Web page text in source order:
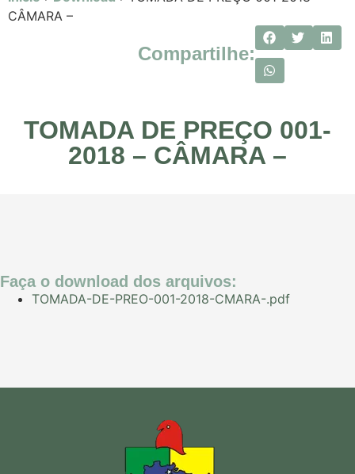
CÂMARA –
Compartilhe:
TOMADA DE PREÇO 001-
2018 – CÂMARA –
Faça o download dos arquivos:
TOMADA-DE-PREO-001-2018-CMARA-.pdf